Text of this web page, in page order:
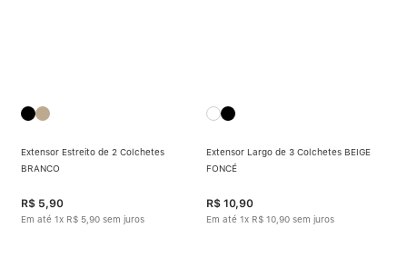
Extensor Estreito de 2 Colchetes
BRANCO
R$ 5,90
Em até 1x R$ 5 90 sem juros
Extensor Largo de 3 Colchetes BEIGE
FONCÉ
R$ 10,90
Em até 1x R$ 10 90 sem juros